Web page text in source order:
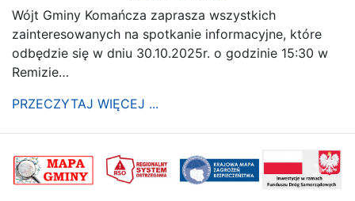
Wójt Gminy Komańcza zaprasza wszystkich
zainteresowanych na spotkanie informacyjne, które
odbędzie się w dniu 30.10.2025r. o godzinie 15:30 w
Remizie…
PRZECZYTAJ WIĘCEJ ...
poprzednii